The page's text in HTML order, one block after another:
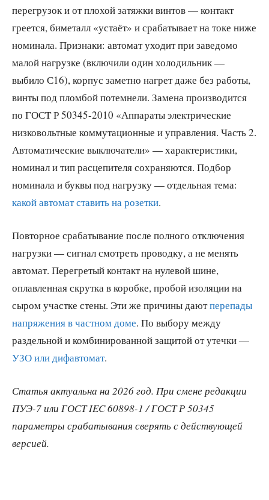
перегрузок и от плохой затяжки винтов — контакт
греется, биметалл «устаёт» и срабатывает на токе ниже
номинала. Признаки: автомат уходит при заведомо
малой нагрузке (включили один холодильник —
выбило С16), корпус заметно нагрет даже без работы,
винты под пломбой потемнели. Замена производится
по ГОСТ Р 50345-2010 «Аппараты электрические
низковольтные коммутационные и управления. Часть 2.
Автоматические выключатели» — характеристики,
номинал и тип расцепителя сохраняются. Подбор
номинала и буквы под нагрузку — отдельная тема:
какой автомат ставить на розетки.
Повторное срабатывание после полного отключения
нагрузки — сигнал смотреть проводку, а не менять
автомат. Перегретый контакт на нулевой шине,
оплавленная скрутка в коробке, пробой изоляции на
сыром участке стены. Эти же причины даютперепады
напряжения в частном доме. По выбору между
раздельной и комбинированной защитой от утечки —
УЗО или дифавтомат.
Статья актуальна на 2026 год. При смене редакции
ПУЭ-7 или ГОСТ IEC 60898-1 / ГОСТ Р 50345
параметры срабатывания сверять с действующей
версией.